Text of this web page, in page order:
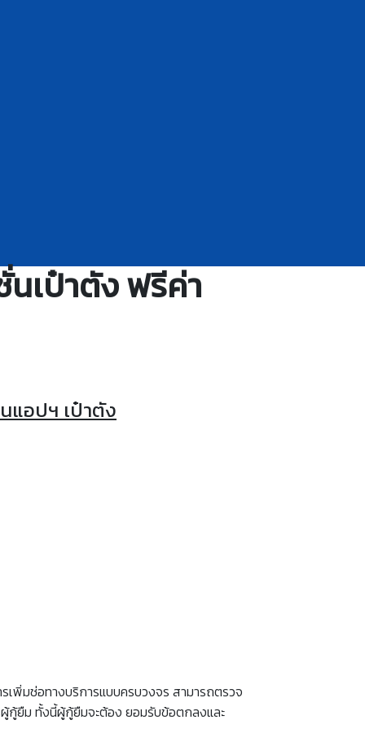
เป๋าตัง ฟรีค่า
แอปฯ เป๋าตัง
เพิ่มช่อทางบริการแบบครบวงจร สามารถตรวจ
ผู้กู้ยืม ทั้งนี้ผู้กู้ยืมจะต้อง ยอมรับข้อตกลงและ